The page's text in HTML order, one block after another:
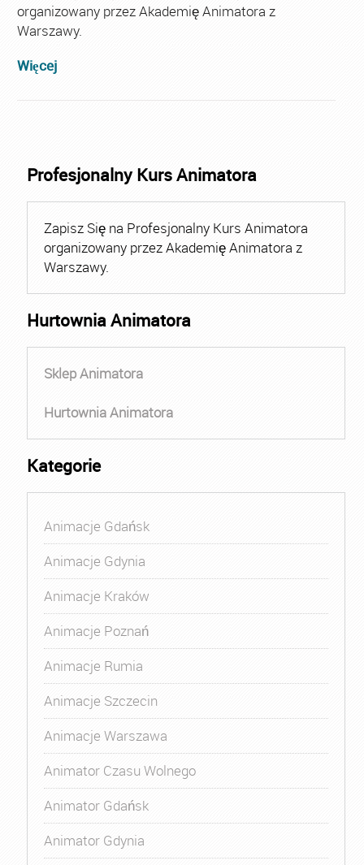
organizowany przez Akademię Animatora z
Warszawy.
Więcej
Profesjonalny Kurs Animatora
Zapisz Się na Profesjonalny Kurs Animatora
organizowany przez Akademię Animatora z
Warszawy.
Hurtownia Animatora
Sklep Animatora
Hurtownia Animatora
Kategorie
Animacje Gdańsk
Animacje Gdynia
Animacje Kraków
Animacje Poznań
Animacje Rumia
Animacje Szczecin
Animacje Warszawa
Animator Czasu Wolnego
Animator Gdańsk
Animator Gdynia